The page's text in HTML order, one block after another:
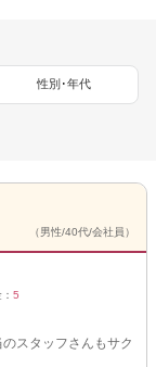
性別･年代
（男性/40代/会社員）
5
スタッフさんもサク